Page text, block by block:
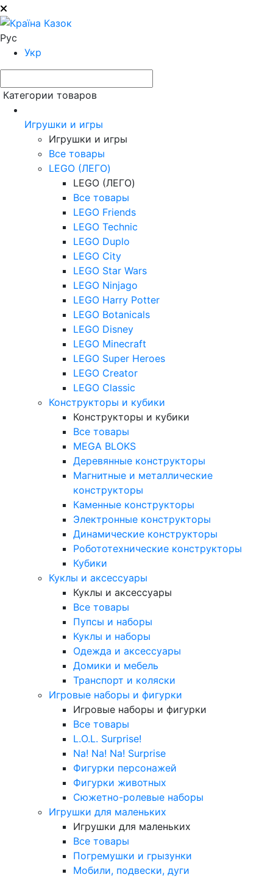
Рус
Укр
Категории товаров
Игрушки и игры
Игрушки и игры
Все товары
LEGO (ЛЕГО)
LEGO (ЛЕГО)
Все товары
LEGO Friends
LEGO Technic
LEGO Duplo
LEGO City
LEGO Star Wars
LEGO Ninjago
LEGO Harry Potter
LEGO Botanicals
LEGO Disney
LEGO Minecraft
LEGO Super Heroes
LEGO Creator
LEGO Classic
Конструкторы и кубики
Конструкторы и кубики
Все товары
MEGA BLOKS
Деревянные конструкторы
Магнитные и металлические
конструкторы
Каменные конструкторы
Электронные конструкторы
Динамические конструкторы
Робототехнические конструкторы
Кубики
Куклы и аксессуары
Куклы и аксессуары
Все товары
Пупсы и наборы
Куклы и наборы
Одежда и аксессуары
Домики и мебель
Транспорт и коляски
Игровые наборы и фигурки
Игровые наборы и фигурки
Все товары
L.O.L. Surprise!
Na! Na! Na! Surprise
Фигурки персонажей
Фигурки животных
Сюжетно-ролевые наборы
Игрушки для маленьких
Игрушки для маленьких
Все товары
Погремушки и грызунки
Мобили, подвески, дуги